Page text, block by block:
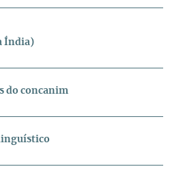
Índia)
do concanim